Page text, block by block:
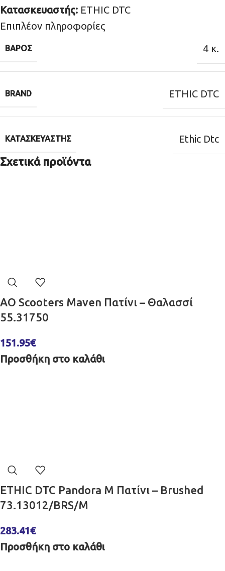
Κατασκευαστής: ETHIC DTC
Επιπλέον πληροφορίες
ΒΆΡΟΣ 4 κ.
BRAND ETHIC DTC
ΚΑΤΑΣΚΕΥΑΣΤΉΣ Ethic Dtc
Σχετικά προϊόντα
AO Scooters Maven Πατίνι – Θαλασσί
55.31750
151.95€
Προσθήκη στο καλάθι
ETHIC DTC Pandora M Πατίνι – Brushed
73.13012/BRS/M
283.41€
Προσθήκη στο καλάθι